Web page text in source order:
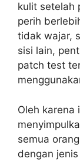
kulit setelah
perih
tidak wajar,
sisi lain,
patch test
Oleh karena
semua
dengan